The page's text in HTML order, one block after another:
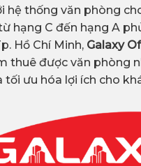
hệ thống văn phòng
hạng C đến hạng A
Hồ Chí Minh, Galaxy
thuê được văn phòng
tối ưu hóa lợi ích cho